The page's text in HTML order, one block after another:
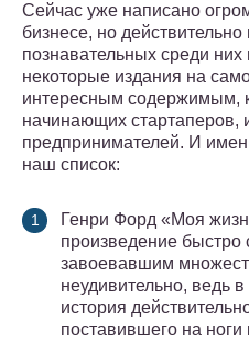
Сейчас уже написано
бизнесе, но
познавательных среди
некоторые издания на
интересным содержимым,
начинающих стартаперов,
предпринимателей. И
наш список:
Генри Форд «Моя
произведение быстро
завоевавшим
неудивительно, ведь
история
поставившего на